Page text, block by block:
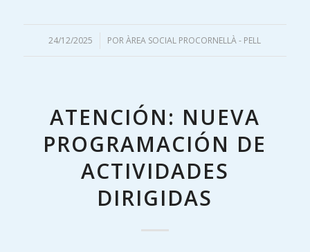
24/12/2025
/ PORÀREA SOCIAL PROCORNELLÀ - PELL
ATENCIÓN: NUEVA
PROGRAMACIÓN DE
ACTIVIDADES
DIRIGIDAS